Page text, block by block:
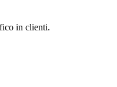
in clienti.